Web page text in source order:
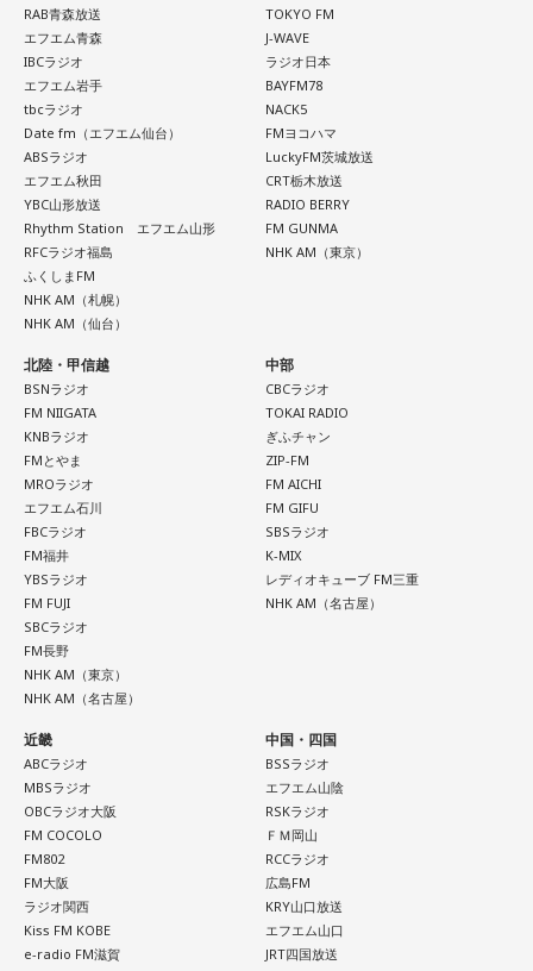
RAB青森放送
エフエム青森
IBCラジオ
エフエム岩手
tbcラジオ
Date fm（エフエム仙台）
ABSラジオ
エフエム秋田
YBC山形放送
Rhythm Station エフエム山形
RFCラジオ福島
ふくしまFM
NHK AM（札幌）
NHK AM（仙台）
TOKYO FM
J-WAVE
ラジオ日本
BAYFM78
NACK5
FMヨコハマ
LuckyFM茨城放送
CRT栃木放送
RADIO BERRY
FM GUNMA
NHK AM（東京）
北陸・甲信越
BSNラジオ
FM NIIGATA
KNBラジオ
FMとやま
MROラジオ
エフエム石川
FBCラジオ
FM福井
YBSラジオ
FM FUJI
SBCラジオ
FM長野
NHK AM（東京）
NHK AM（名古屋）
中部
CBCラジオ
TOKAI RADIO
ぎふチャン
ZIP-FM
FM AICHI
FM GIFU
SBSラジオ
K-MIX
レディオキューブ FM三重
NHK AM（名古屋）
近畿
ABCラジオ
MBSラジオ
OBCラジオ大阪
FM COCOLO
FM802
FM大阪
ラジオ関西
Kiss FM KOBE
e-radio FM滋賀
中国・四国
BSSラジオ
エフエム山陰
RSKラジオ
ＦＭ岡山
RCCラジオ
広島FM
KRY山口放送
エフエム山口
JRT四国放送